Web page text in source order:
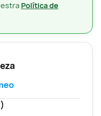
Política de